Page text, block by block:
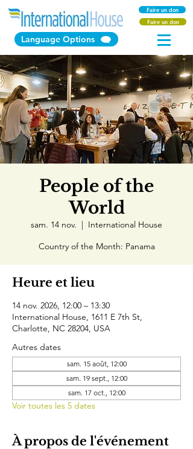
Language Options
Faire un don
Faire un don
People of the
World
sam. 14 nov.
  |
International House
Country of the Month: Panama
Heure et lieu
14 nov. 2026, 12:00 – 13:30
International House, 1611 E 7th St,
Charlotte, NC 28204, USA
Autres dates
sam. 15 août, 12:00
sam. 19 sept., 12:00
sam. 17 oct., 12:00
Voir toutes les 5 dates
À propos de l'événement